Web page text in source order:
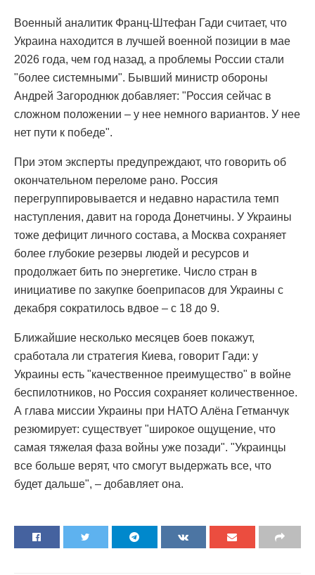
Военный аналитик Франц-Штефан Гади считает, что
Украина находится в лучшей военной позиции в мае
2026 года, чем год назад, а проблемы России стали
"более системными". Бывший министр обороны
Андрей Загороднюк добавляет: "Россия сейчас в
сложном положении – у нее немного вариантов. У нее
нет пути к победе".
При этом эксперты предупреждают, что говорить об
окончательном переломе рано. Россия
перегруппировывается и недавно нарастила темп
наступления, давит на города Донетчины. У Украины
тоже дефицит личного состава, а Москва сохраняет
более глубокие резервы людей и ресурсов и
продолжает бить по энергетике. Число стран в
инициативе по закупке боеприпасов для Украины с
декабря сократилось вдвое – с 18 до 9.
Ближайшие несколько месяцев боев покажут,
сработала ли стратегия Киева, говорит Гади: у
Украины есть "качественное преимущество" в войне
беспилотников, но Россия сохраняет количественное.
А глава миссии Украины при НАТО Алёна Гетманчук
резюмирует: существует "широкое ощущение, что
самая тяжелая фаза войны уже позади". "Украинцы
все больше верят, что смогут выдержать все, что
будет дальше", – добавляет она.